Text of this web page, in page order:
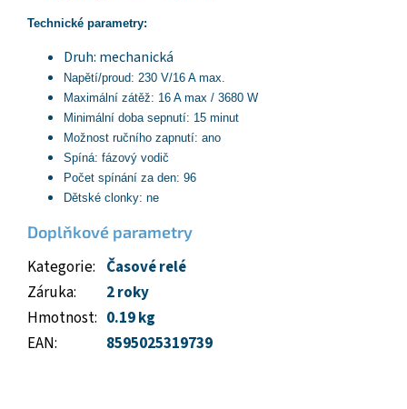
Technické parametry:
Druh: mechanická
Napětí/proud: 230 V/16 A max.
Maximální zátěž: 16 A max / 3680 W
Minimální doba sepnutí: 15 minut
Možnost ručního zapnutí: ano
Spíná: fázový vodič
Počet spínání za den: 96
Dětské clonky: ne
Doplňkové parametry
Kategorie: Časové relé
Záruka:
2 roky
Hmotnost: 0.19 kg
EAN: 8595025319739